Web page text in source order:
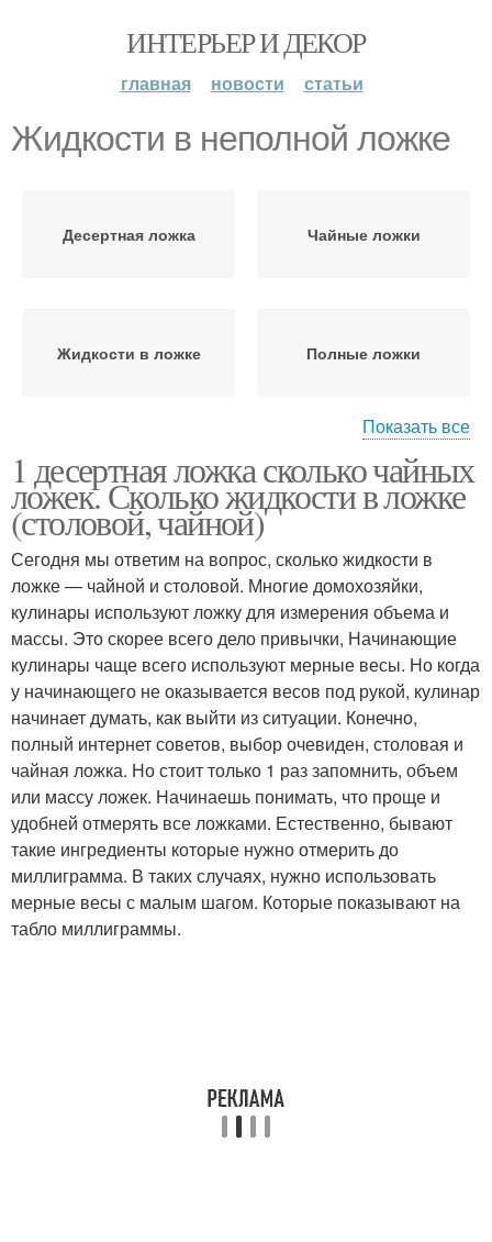
ИНТЕРЬЕР И ДЕКОР
главная новости статьи
Жидкости в неполной ложке
Десертная ложка Чайные ложки
Жидкости в ложке Полные ложки
миллилитрах
Ложка в миллилитрах
Уксус в ложке Воды в ложке
Ложки в миллилитрах Воды в неполной ложке
Ложка от чайной и
Дрожжей в десертной
ложке
Показать все
1 десертная ложка сколько чайных
ложек. Сколько жидкости в ложке
(столовой, чайной)
Сегодня мы ответим на вопрос, сколько жидкости в
ложке — чайной и столовой. Многие домохозяйки,
кулинары используют ложку для измерения объема и
массы. Это скорее всего дело привычки, Начинающие
кулинары чаще всего используют мерные весы. Но когда
у начинающего не оказывается весов под рукой, кулинар
начинает думать, как выйти из ситуации. Конечно,
полный интернет советов, выбор очевиден, столовая и
чайная ложка. Но стоит только 1 раз запомнить, объем
или массу ложек. Начинаешь понимать, что проще и
удобней отмерять все ложками. Естественно, бывают
такие ингредиенты которые нужно отмерить до
миллиграмма. В таких случаях, нужно использовать
мерные весы с малым шагом. Которые показывают на
табло миллиграммы.